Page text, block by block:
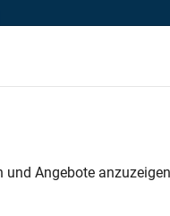
Sales
Angebote